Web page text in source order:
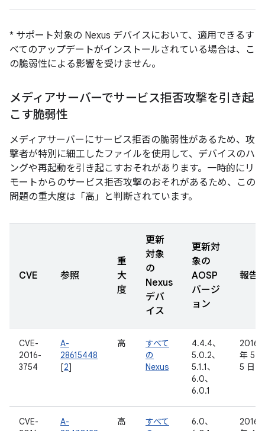
* サポート対象の Nexus デバイスにおいて、適用できるす
べてのアップデートがインストールされている場合は、こ
の脆弱性による影響を受けません。
メディアサーバーでサービス拒否攻撃を引き起
こす脆弱性
メディアサーバーにサービス拒否の脆弱性があるため、攻
撃者が特別に細工したファイルを使用して、デバイスのハ
ングや再起動を引き起こすおそれがあります。一時的にリ
モートからのサービス拒否攻撃のおそれがあるため、この
問題の重大度は「高」と判断されています。
CVE 参照
重
大
度
更新
対象
の
Nexus
デバ
イス
更新対
象の
AOSP
バージ
ョン
報告
CVE-
2016-
3754
A-
28615448
[2]
高
すべて
の
Nexus
4.4.4、
5.0.2、
5.1.1、
6.0、
6.0.1
2016
年 5 月
5 日
CVE-
A-
高
すべて
6.0、
2016